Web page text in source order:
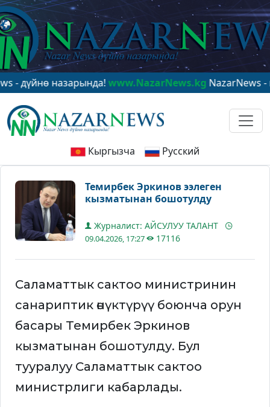
назарында!www.NazarNews.kgNazarNews - в
Кыргызча Русский
Темирбек Эркинов ээлеген
кызматынан бошотулду
Журналист: АЙСУЛУУ ТАЛАНТ
09.04.2026, 17:27 17116
Саламаттык сактоо министринин
санариптик өнүктүрүү боюнча орун
басары Темирбек Эркинов
кызматынан бошотулду. Бул
тууралуу Саламаттык сактоо
министрлиги кабарлады.